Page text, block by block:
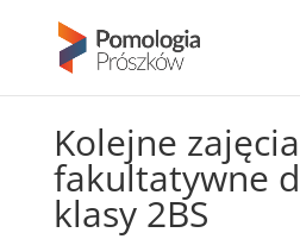
Kolejne zajęcia
fakultatywne
klasy 2BS